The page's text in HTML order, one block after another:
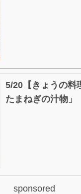
5/20【きょうの料
たまねぎの汁物」
sponsored